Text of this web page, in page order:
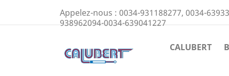
Appelez-nous : 0034-931188277, 0034-
938962094-0034-639041227
CALUBERT